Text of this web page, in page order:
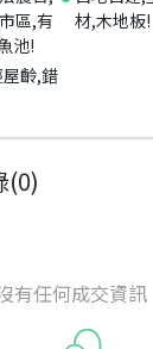
區,有
池!
材,木地板!
齡,錯
(0)
有任何成交資訊